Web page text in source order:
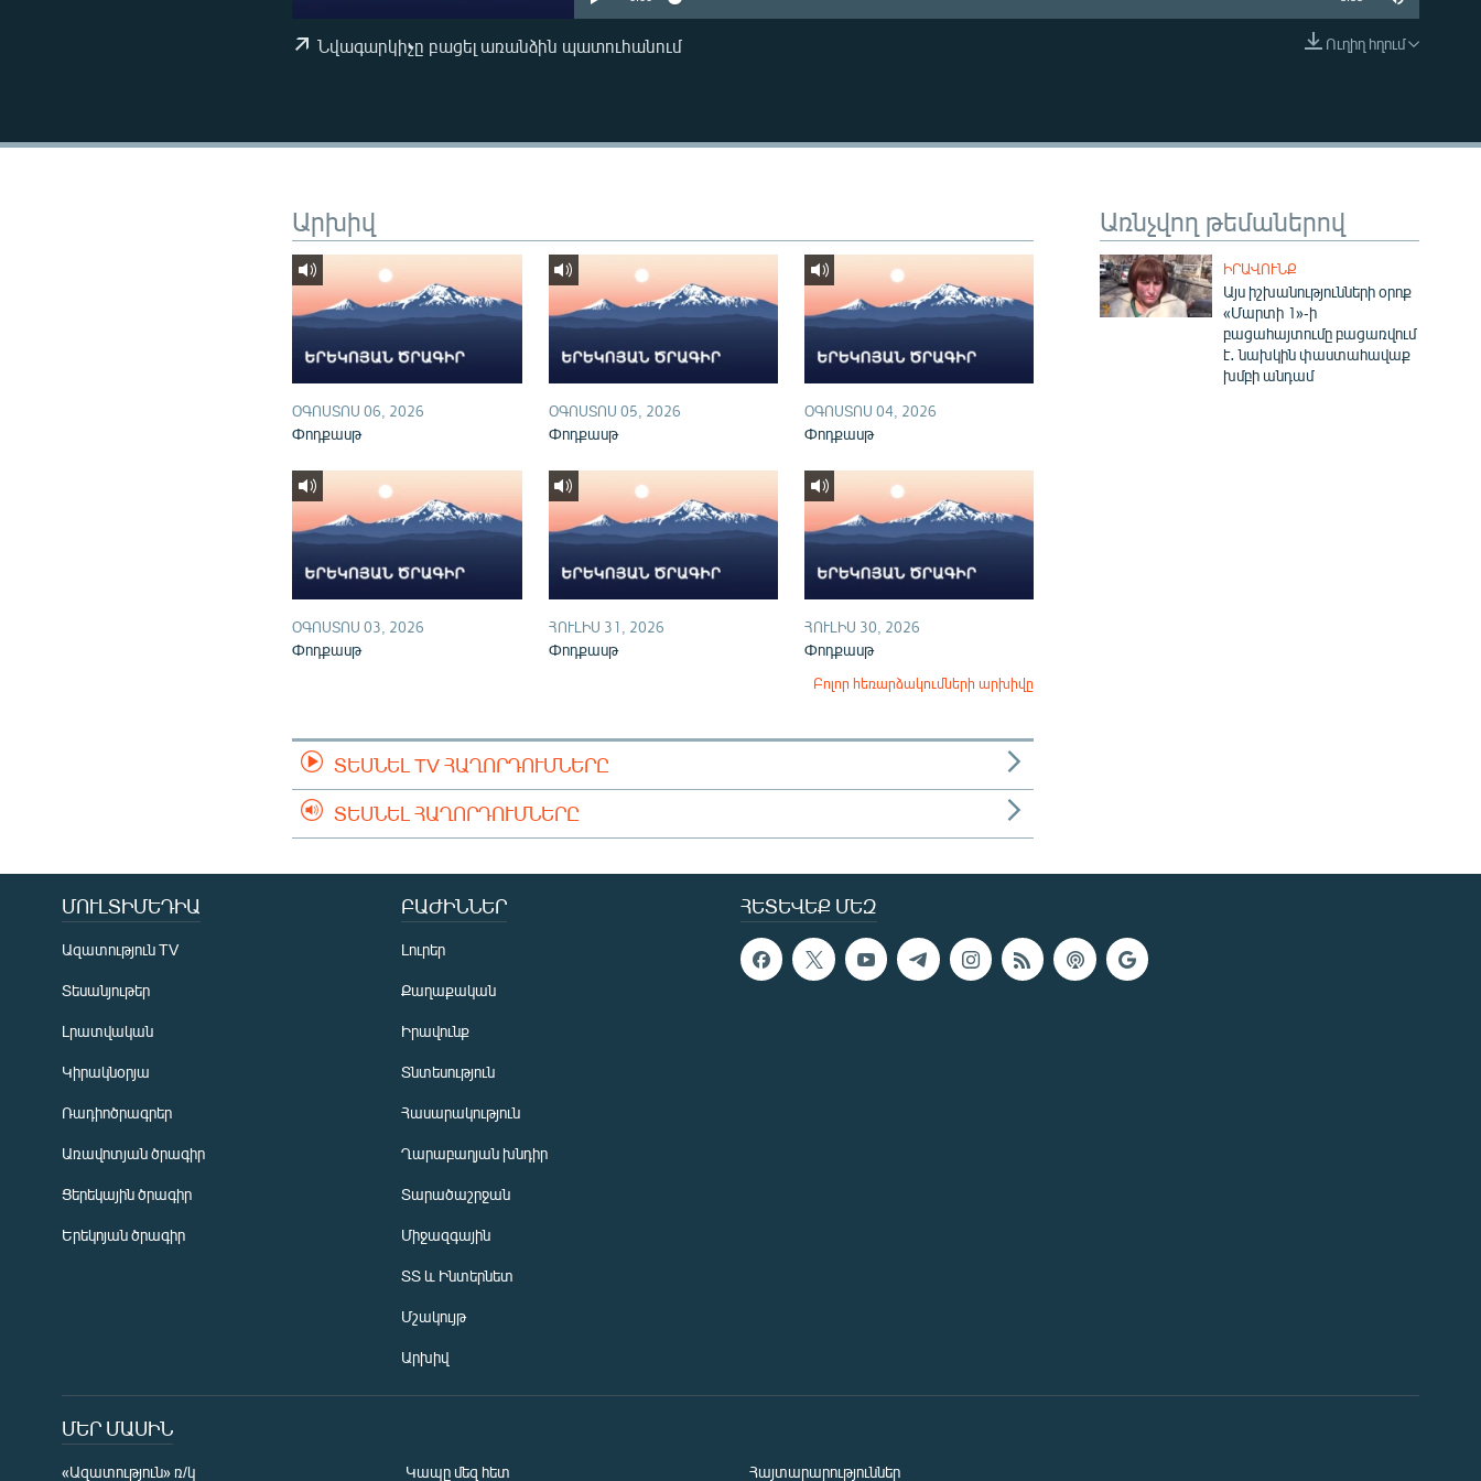
EMBED
Ուղիղ հղում
Նվագարկիչը բացել առանձին պատուհանում
Առնչվող թեմաներով
ԻՐԱՎՈՒՆՔ
Այս իշխանությունների օրոք
«Մարտի 1»-ի
բացահայտումը բացառվում
է․ նախկին փաստահավաք
խմբի անդամ
Արխիվ
ՕԳՈՍՏՈՍ 06, 2026
Փոդքասթ
ՕԳՈՍՏՈՍ 05, 2026
Փոդքասթ
ՕԳՈՍՏՈՍ 04, 2026
Փոդքասթ
ՕԳՈՍՏՈՍ 03, 2026
Փոդքասթ
ՀՈՒԼԻՍ 31, 2026
Փոդքասթ
ՀՈՒԼԻՍ 30, 2026
Փոդքասթ
Բոլոր հեռարձակումների արխիվը
ՏԵՍՆԵԼ TV ՀԱՂՈՐԴՈՒՄՆԵՐԸ
ՏԵՍՆԵԼ ՀԱՂՈՐԴՈՒՄՆԵՐԸ
ՀԵՏԵՎԵՔ ՄԵԶ
ՄՈՒԼՏԻՄԵԴԻԱ
Ազատություն TV
Տեսանյութեր
Լրատվական
Կիրակնօրյա
Ռադիոծրագրեր
Առավոտյան ծրագիր
Ցերեկային ծրագիր
Երեկոյան ծրագիր
ԲԱԺԻՆՆԵՐ
Լուրեր
Քաղաքական
Իրավունք
Տնտեսություն
Հասարակություն
Ղարաբաղյան խնդիր
Տարածաշրջան
Միջազգային
ՏՏ և Ինտերնետ
Մշակույթ
Արխիվ
ՄԵՐ ՄԱՍԻՆ
«Ազատություն» ռ/կ Կապը մեզ հետ Հայտարարություններ